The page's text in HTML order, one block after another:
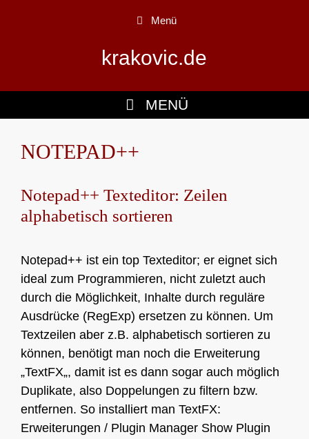
Menü
krakovic.de
MENÜ
NOTEPAD++
Notepad++ Texteditor: Zeilen
alphabetisch sortieren
Notepad++ ist ein top Texteditor; er eignet sich
ideal zum Programmieren, nicht zuletzt auch
durch die Möglichkeit, Inhalte durch reguläre
Ausdrücke (RegExp) ersetzen zu können. Um
Textzeilen aber z.B. alphabetisch sortieren zu
können, benötigt man noch die Erweiterung
„TextFX„, damit ist es dann sogar auch möglich
Duplikate, also Doppelungen zu filtern bzw.
entfernen. So installiert man TextFX:
Erweiterungen / Plugin Manager Show Plugin